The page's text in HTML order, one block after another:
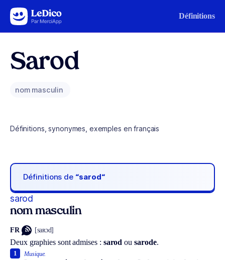
Aller au contenu Définitions
Sarod
nom masculin
Définitions, synonymes, exemples en français
Définitions de “sarod“
sarod
nom masculin
FR [saʀɔd]
Deux graphies sont admises : sarod ou sarode.
Musique.
1